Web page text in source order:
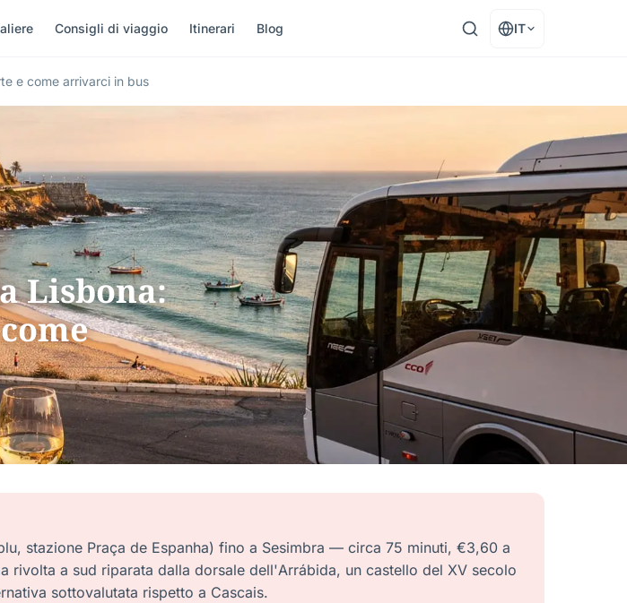
Consigli di viaggio Itinerari Blog IT
e come arrivarci in bus
Lisbona:
stazione Praça de Espanha) fino a Sesimbra — circa 75 minuti, €3,60 a
rivolta a sud riparata dalla dorsale dell'Arrábida, un castello del XV secolo
sottovalutata rispetto a Cascais.